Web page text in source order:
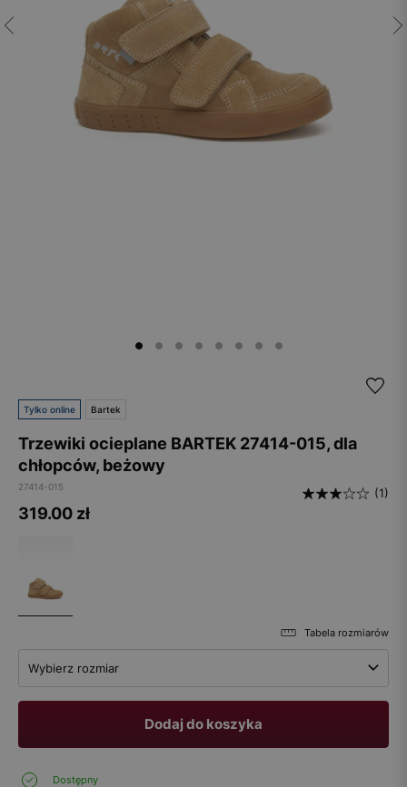
Tylko online Bartek
Trzewiki ocieplane BARTEK 27414-015, dla
chłopców, beżowy
27414-015 (1)
319.00 zł
Tabela rozmiarów
Wybierz rozmiar
Dodaj do koszyka
Dostępny